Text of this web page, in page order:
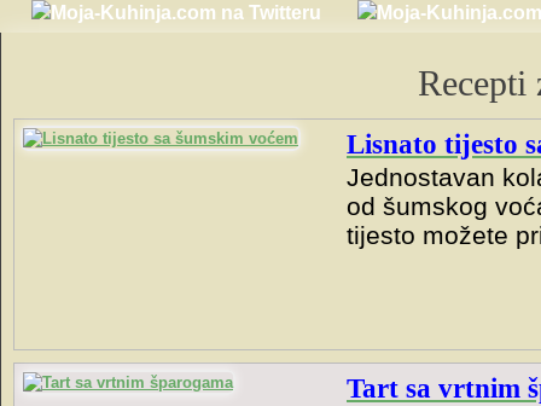
Recepti
Lisnato tijesto
Jednostavan
od šumskog
tijesto možete
Tart sa vrtnim